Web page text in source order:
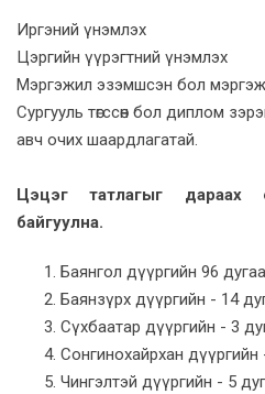
Иргэний үнэмлэх
Цэргийн үүрэгтний үнэмлэх
Мэргэжил эзэмшсэн бол
Сургууль төгссөн бол диплом
авч очих шаардлагатай.
Цэцэг татлагыг дараах
байгуулна.
Баянгол дүүргийн 96
Баянзүрх дүүргийн - 14
Сүхбаатар дүүргийн - 3
Сонгинохайрхан дүүргийн
Чингэлтэй дүүргийн - 5